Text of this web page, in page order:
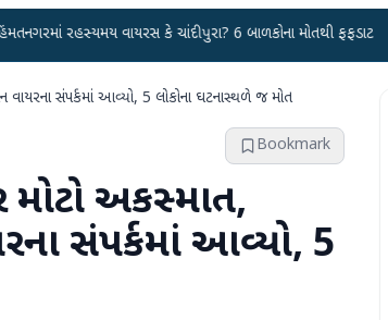
વાયરસ કે ચાંદીપુરા? 6 બાળકોના મોતથી ફફડાટ ● હવામાન
વાયરના સંપર્કમાં આવ્યો, 5 લોકોના ઘટનાસ્થળે જ મોત
Bookmark
મોટો અકસ્માત,
સંપર્કમાં આવ્યો, 5